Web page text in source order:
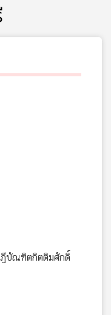
บัณฑิตกิตติมศักดิ์